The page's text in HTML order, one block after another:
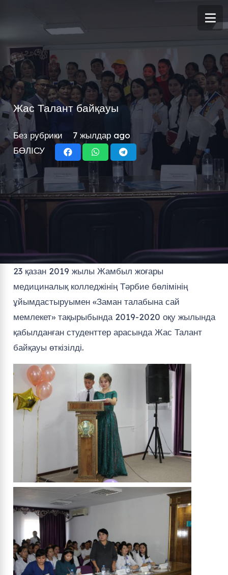
Жас Талант байқауы
Без рубрики
7 жылдар ago
БӨЛІСУ
23 қазан 2019 жылы Жамбыл жоғары
медициналық колледжінің Тәрбие бөлімінің
ұйымдастыруымен «Заман талабына сай
мемлекет» тақырыбында 2019-2020 оқу жылында
қабылданған студенттер арасында Жас Талант
байқауы өткізілді.